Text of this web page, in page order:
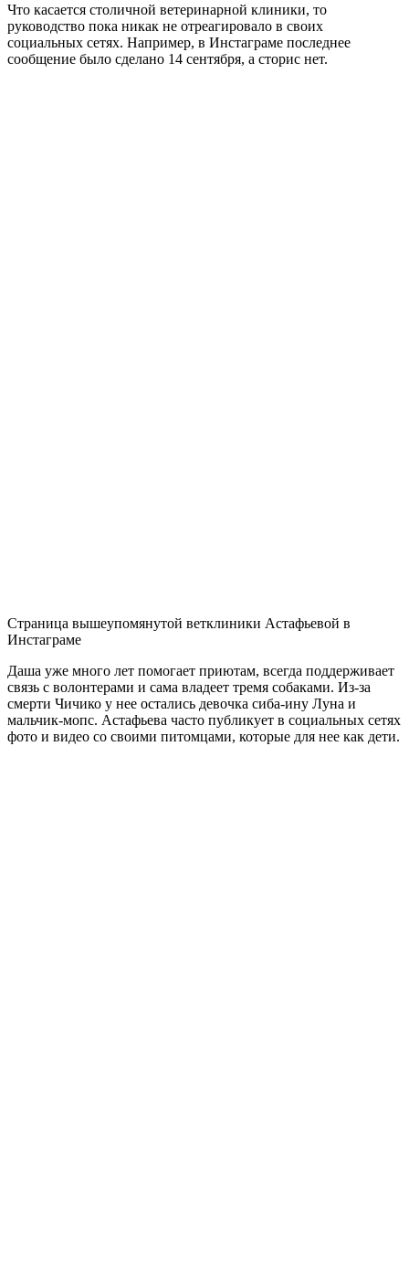
Что касается столичной ветеринарной клиники, то
руководство пока никак не отреагировало в своих
социальных сетях. Например, в Инстаграме последнее
сообщение было сделано 14 сентября, а сторис нет.
Страница вышеупомянутой ветклиники Астафьевой в
Инстаграме
Даша уже много лет помогает приютам, всегда поддерживает
связь с волонтерами и сама владеет тремя собаками. Из-за
смерти Чичико у нее остались девочка сиба-ину Луна и
мальчик-мопс. Астафьева часто публикует в социальных сетях
фото и видео со своими питомцами, которые для нее как дети.